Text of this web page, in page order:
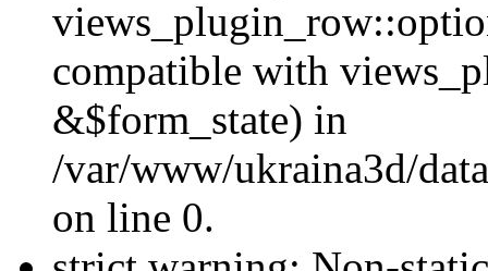
compatible with
&$form_state) in
/var/www/ukraina3d/
on line 0.